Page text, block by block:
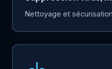
Nettoyage et